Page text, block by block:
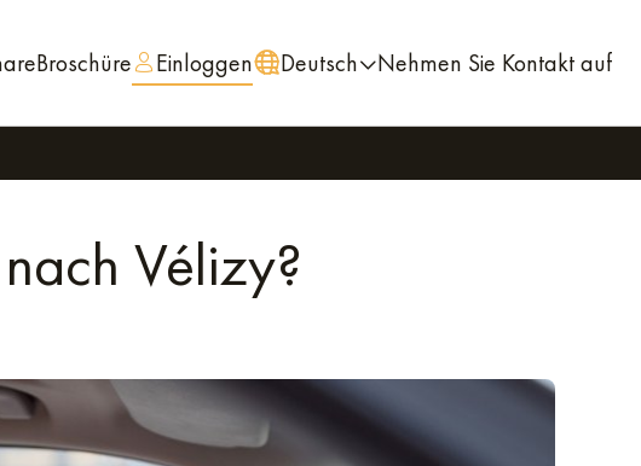
Broschüre Einloggen Deutsch Nehmen Sie Kontakt auf
Vélizy?